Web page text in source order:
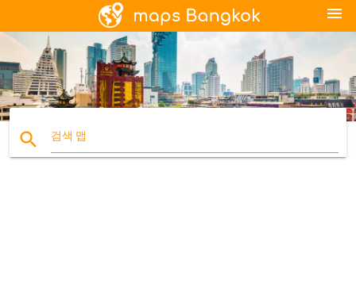
menu
search 검색 맵